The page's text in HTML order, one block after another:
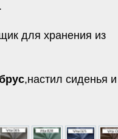
.
для хранения из
,настил сиденья и